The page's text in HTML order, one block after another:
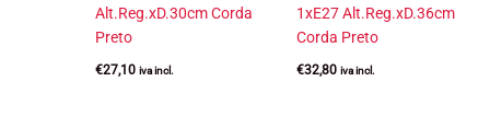
Alt.Reg.xD.30cm Corda
Preto
€27,10 iva incl.
1xE27 Alt.Reg.xD.36cm
Corda Preto
€32,80 iva incl.